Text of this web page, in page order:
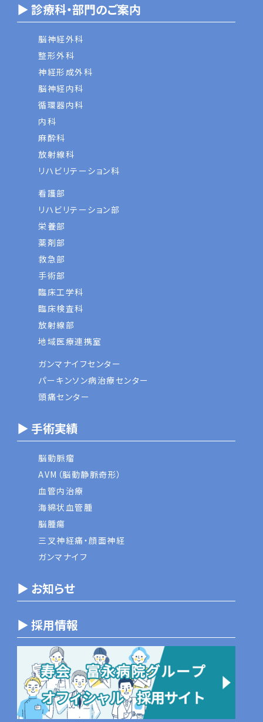
▶ 診療科・部門のご案内
脳神経外科
整形外科
神経形成外科
脳神経内科
循環器内科
内科
麻酔科
放射線科
リハビリテーション科
看護部
リハビリテーション部
栄養部
薬剤部
救急部
手術部
臨床工学科
臨床検査科
放射線部
地域医療連携室
ガンマナイフセンター
パーキンソン病治療センター
頭痛センター
▶ 手術実績
脳動脈瘤
AVM（脳動静脈奇形）
血管内治療
海綿状血管腫
脳腫瘍
三叉神経痛・顔面神経
ガンマナイフ
▶ お知らせ
▶ 採用情報